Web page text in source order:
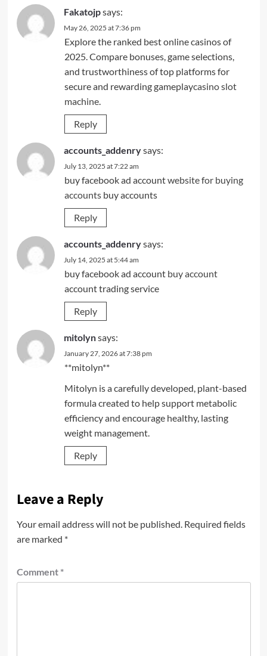
Fakatojpsays:
May 26, 2025 at 7:36 pm
Explore the ranked best online casinos of
2025. Compare bonuses, game selections,
and trustworthiness of top platforms for
secure and rewarding gameplaycasino slot
machine.
Reply
accounts_addenrysays:
July 13, 2025 at 7:22 am
buy facebook ad accountwebsite for buying
accountsbuy accounts
Reply
accounts_addenrysays:
July 14, 2025 at 5:44 am
buy facebook ad account buy account
account trading service
Reply
mitolynsays:
January 27, 2026 at 7:38 pm
**mitolyn**
Mitolyn is a carefully developed, plant-based
formula created to help support metabolic
efficiency and encourage healthy, lasting
weight management.
Reply
Leave a Reply
Your email address will not be published. Required fields
are marked *
Comment *